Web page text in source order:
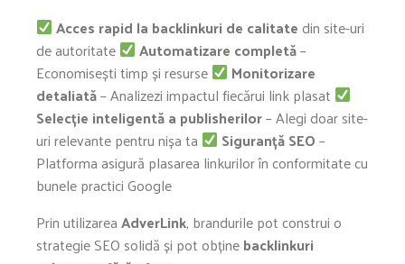
Acces rapid la backlinkuri de calitate din site-uri
de autoritate
Automatizare completă–
Economisești timp și resurse
Monitorizare
detaliată– Analizezi impactul fiecărui link plasat
Selecție inteligentă a publisherilor– Alegi doar site-
uri relevante pentru nișa ta
Siguranță SEO–
Platforma asigură plasarea linkurilor în conformitate cu
bunele practici Google
Prin utilizareaAdverLink, brandurile pot construi o
strategie SEO solidă și pot obținebacklinkuri